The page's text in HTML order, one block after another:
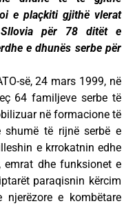
e plaçkiti gjithë vlerat
për 78 ditët e
e dhunës serbe për
së, 24 mars 1999, në
64 familjeve serbe të
në formacione të
shumë të rijnë serbë e
e krrokatnin edhe
emrat dhe funksionet e
paraqisnin kërcim
e kombëtare